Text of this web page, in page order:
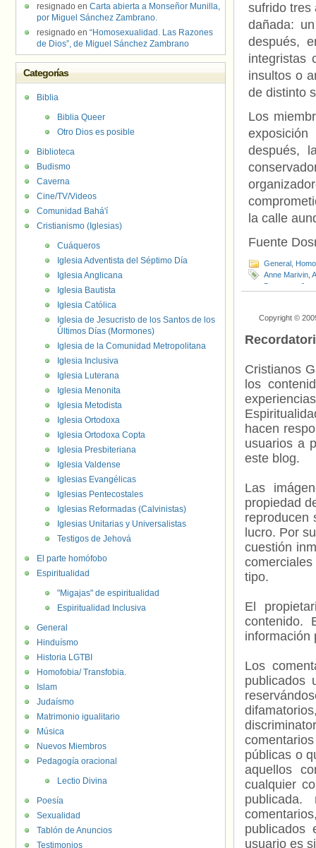
sufrido tres
dañada:
después,
integristas
insultos o
de distinto
Los
después,
la calle
Fuente
General
Anne Marivin
Bousquet
Copyright ©
Cristianos
los
hacen
usuarios a
este blog.
Las
propiedad
reproducen
lucro. Por
cuestión
tipo.
El
contenido.
información
Los
publicados
públicas o
aquellos
cualquier
usuario es
resignado en Carta abierta a Monseñor Munilla,
por Miguel Sánchez Zambrano.
resignado en “Homosexualidad. Las Razones
de Dios”, de Miguel Sánchez Zambrano
Categorías
Biblia
Biblia Queer
Otro Dios es posible
Biblioteca
Budismo
Caverna
Cine/TV/Videos
Comunidad Bahá'í
Cristianismo (Iglesias)
Cuáqueros
Iglesia Adventista del Séptimo Día
Iglesia Anglicana
Iglesia Bautista
Iglesia Católica
Iglesia de Jesucristo de los Santos de los
Últimos Días (Mormones)
Iglesia de la Comunidad Metropolitana
Iglesia Inclusiva
Iglesia Luterana
Iglesia Menonita
Iglesia Metodista
Iglesia Ortodoxa
Iglesia Ortodoxa Copta
Iglesia Presbiteriana
Iglesia Valdense
Iglesias Evangélicas
Iglesias Pentecostales
Iglesias Reformadas (Calvinistas)
Iglesias Unitarias y Universalistas
Testigos de Jehová
El parte homófobo
Espiritualidad
"Migajas" de espiritualidad
Espiritualidad Inclusiva
General
Hinduísmo
Historia LGTBI
Homofobia/ Transfobia.
Islam
Judaísmo
Matrimonio igualitario
Música
Nuevos Miembros
Pedagogía oracional
Lectio Divina
Poesía
Sexualidad
Tablón de Anuncios
Testimonios